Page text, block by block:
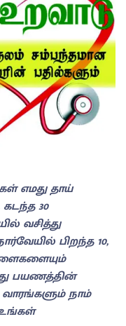
எமது தாய்
30
வசித்து
பிறந்த 10,
பயணத்தின்
வாரங்களும் நாம்